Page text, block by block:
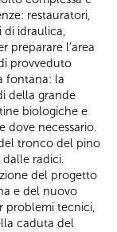
restauratori,
di idraulica,
preparare l’area
provveduto
fontana: la
della grande
biologiche e
dove necessario.
tronco del pino
radici.
del progetto
e del nuovo
problemi tecnici,
caduta del